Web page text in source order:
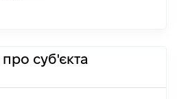
суб'єкта